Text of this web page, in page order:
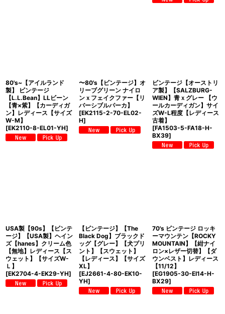
80's~【アイルランド
製】 ビンテージ
【L.L.Bean】LLビーン
【青×紫】【カーディガ
ン】レディース【サイズ
W-M】
[EK2110-8-EL01-YH]
〜80's【ビンテージ】オ
リーブグリーン ナイロ
ンｘフェイクファー【リ
バーシブルパーカ】
[EK2115-2-70-EL02-
H]
ビンテージ【オーストリ
ア製】【SALZBURG-
WIEN】青ｘグレー 【ウ
ールカーディガン】サイ
ズW-L程度【レディース
古着】
[FA1503-5-FA18-H-
BX39]
USA製【90s】【ビンテ
ージ】【USA製】ヘイン
ズ【hanes】クリーム色
【無地】レディース【ス
ウェット】【サイズW-
Ｌ】
[EK2704-4-EK29-YH]
【ビンテージ】【The
Black Dog】ブラックド
ッグ【グレー】【犬プリ
ント】【スウェット】
【レディース】【サイズ
XL】
[EJ2661-4-80-EK10-
YH]
70's ビンテージ ロッキ
ーマウンテン【ROCKY
MOUNTAIN】【紺ナイ
ロン×レザー切替】【ダ
ウンベスト】レディース
【11/12】
[EG1905-30-EI14-H-
BX29]